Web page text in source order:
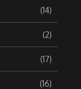
(14)
(2)
(17)
(16)